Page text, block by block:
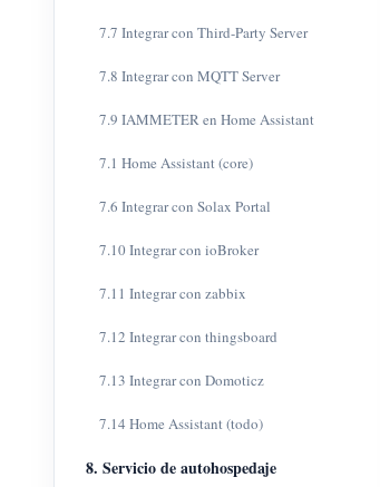
7.7 Integrar con Third-Party Server
7.8 Integrar con MQTT Server
7.9 IAMMETER en Home Assistant
7.1 Home Assistant (core)
7.6 Integrar con Solax Portal
7.10 Integrar con ioBroker
7.11 Integrar con zabbix
7.12 Integrar con thingsboard
7.13 Integrar con Domoticz
7.14 Home Assistant (todo)
8. Servicio de autohospedaje